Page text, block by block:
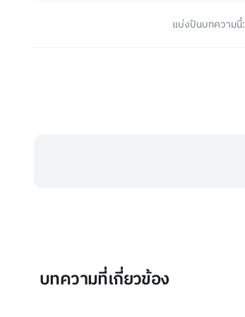
แบ่งปันบทความนี้:
บทความที่เกี่ยวข้อง